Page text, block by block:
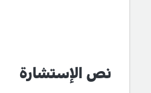
نص الإستشارة